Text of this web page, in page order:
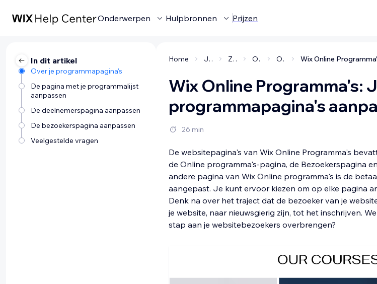
Onderwerpen Hulpbronnen Prijzen
In dit artikel
Over je programmapagina's
De pagina met je programmalijst
aanpassen
De deelnemerspagina aanpassen
De bezoekerspagina aanpassen
Veelgestelde vragen
Home Je bedrijf beheren Zakelijke oplossingen en apps Online programma's Online programma's instellen
Wix Online Programma's:
programmapagina's
26 min
De websitepagina's van Wix Online Programma's
de Online programma's-pagina, de Bezoekerspagina
andere pagina van Wix Online programma's is de
aangepast. Je kunt ervoor kiezen om op elke pagina
Denk na over het traject dat de bezoeker van je
je website, naar nieuwsgierig zijn, tot het inschrijven.
stap aan je websitebezoekers overbrengen?